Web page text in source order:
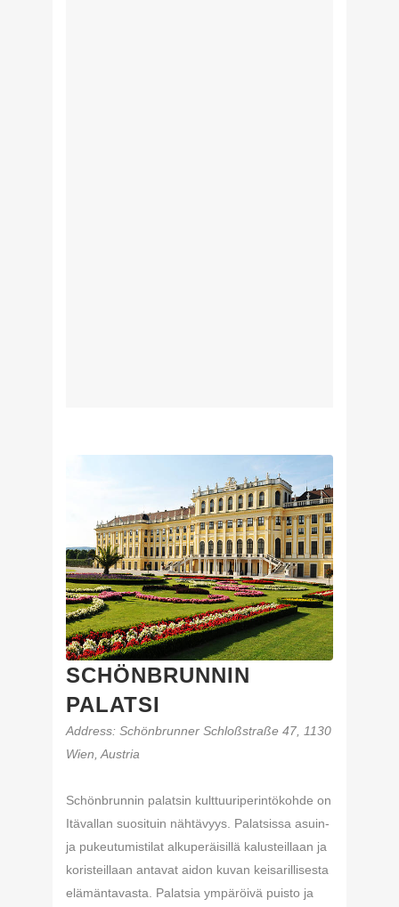
SCHÖNBRUNNIN
PALATSI
Address: Schönbrunner Schloßstraße 47, 1130
Wien, Austria
Schönbrunnin palatsin kulttuuriperintökohde on
Itävallan suosituin nähtävyys. Palatsissa asuin-
ja pukeutumistilat alkuperäisillä kalusteillaan ja
koristeillaan antavat aidon kuvan keisarillisesta
elämäntavasta. Palatsia ympäröivä puisto ja